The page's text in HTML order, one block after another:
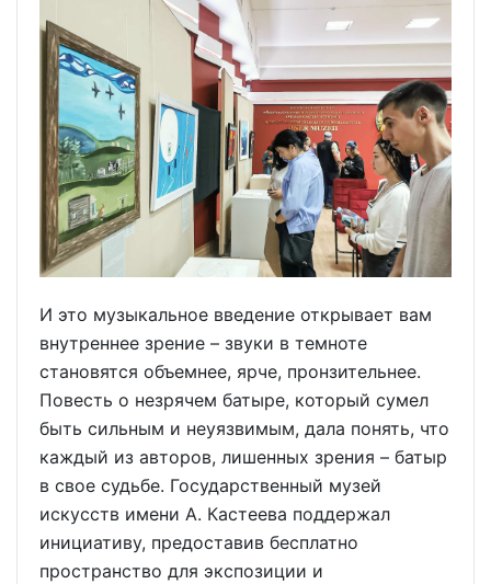
И это музыкальное введение открывает вам
внутреннее зрение – звуки в темноте
становятся объемнее, ярче, пронзительнее.
Повесть о незрячем батыре, который сумел
быть сильным и неуязвимым, дала понять, что
каждый из авторов, лишенных зрения – батыр
в свое судьбе. Государственный музей
искусств имени А. Кастеева поддержал
инициативу, предоставив бесплатно
пространство для экспозиции и